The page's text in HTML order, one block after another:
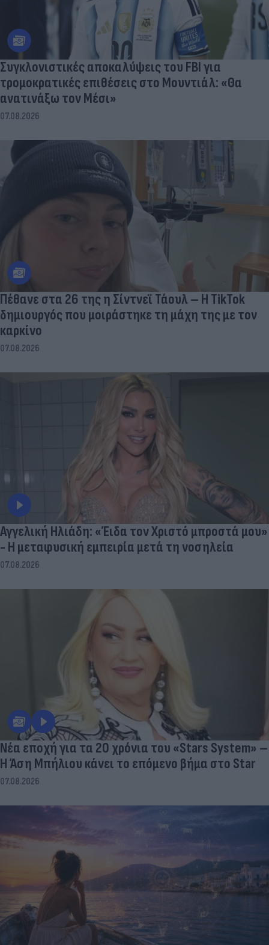
Συγκλονιστικές αποκαλύψεις του FBI για
τρομοκρατικές επιθέσεις στο Μουντιάλ: «Θα
ανατινάξω τον Μέσι»
07.08.2026
Πέθανε στα 26 της η Σίντνεϊ Τάουλ – Η TikTok
δημιουργός που μοιράστηκε τη μάχη της με τον
καρκίνο
07.08.2026
Αγγελική Ηλιάδη: «Έιδα τον Χριστό μπροστά μου»
- Η μεταφυσική εμπειρία μετά τη νοσηλεία
07.08.2026
Νέα εποχή για τα 20 χρόνια του «Stars System» –
Η Άση Μπήλιου κάνει το επόμενο βήμα στο Star
07.08.2026